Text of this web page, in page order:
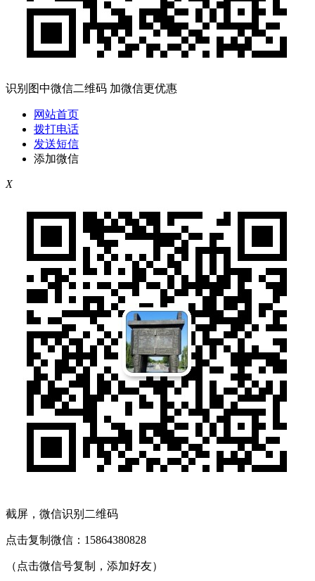
识别图中微信二维码 加微信更优惠
网站首页
拨打电话
发送短信
添加微信
X
截屏，微信识别二维码
点击复制微信：15864380828
（点击微信号复制，添加好友）